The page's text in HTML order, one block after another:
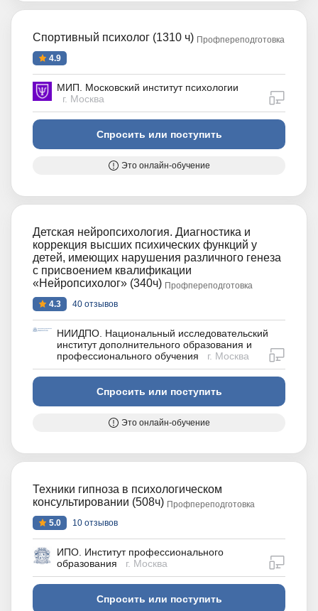
Спортивный психолог (1310 ч) Профпереподготовка
4.9
МИП. Московский институт психологии
г. Москва
Спросить или поступить
Это онлайн-обучение
Детская нейропсихология. Диагностика и
коррекция высших психических функций у
детей, имеющих нарушения различного генеза
с присвоением квалификации
«Нейропсихолог» (340ч) Профпереподготовка
4.3
40 отзывов
НИИДПО. Национальный исследовательский
институт дополнительного образования и
профессионального обучения
г. Москва
Спросить или поступить
Это онлайн-обучение
Техники гипноза в психологическом
консультировании (508ч) Профпереподготовка
5.0
10 отзывов
ИПО. Институт профессионального
образования
г. Москва
Спросить или поступить